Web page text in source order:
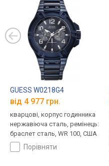
GUESS W0218G4
від 4 977 грн.
кварцові, корпус годинника
нержавіюча сталь, ремінець:
браслет сталь, WR 100, США
порівняти